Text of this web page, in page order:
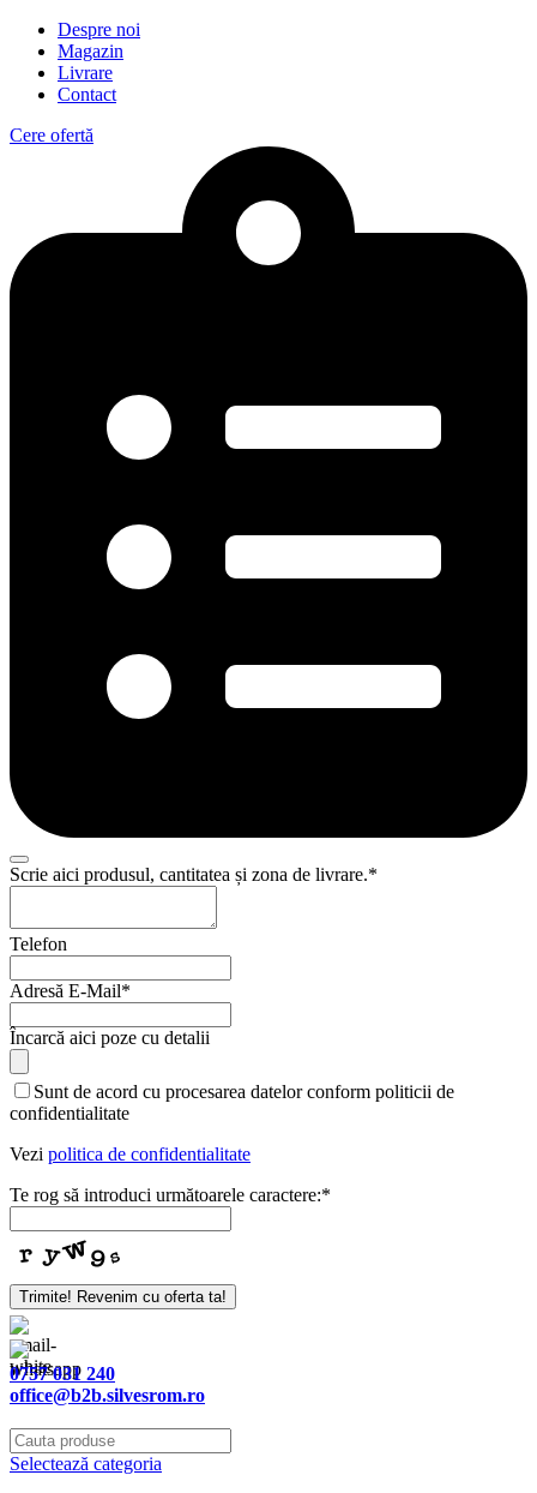
Despre noi
Magazin
Livrare
Contact
Cere ofertă
Scrie aici produsul, cantitatea și zona de livrare.*
Phone
Telefon
Adresă E-Mail*
Încarcă aici poze cu detalii
Sunt de acord cu procesarea datelor conform politicii de
confidentialitate
Vezi politica de confidentialitate
Te rog să introduci următoarele caractere:*
Trimite! Revenim cu oferta ta!
0757 031 240
office@b2b.silvesrom.ro
Selectează categoria